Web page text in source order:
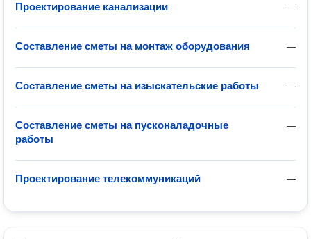
—
Проектирование канализации
—
Составление сметы на монтаж оборудования
—
Составление сметы на изыскательские работы
—
Составление сметы на пусконаладочные
работы
—
Проектирование телекоммуникаций